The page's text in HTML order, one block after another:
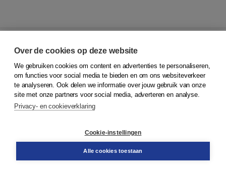
© 2026Koninklijke Boom uitgevers
Klantenservice
Service & informatie
Contact
Over de cookies op deze website
We gebruiken cookies om content en advertenties te personaliseren,
om functies voor social media te bieden en om ons websiteverkeer
te analyseren. Ook delen we informatie over jouw gebruik van onze
site met onze partners voor social media, adverteren en analyse.
Privacy- en cookieverklaring
Cookie-instellingen
Alle cookies toestaan